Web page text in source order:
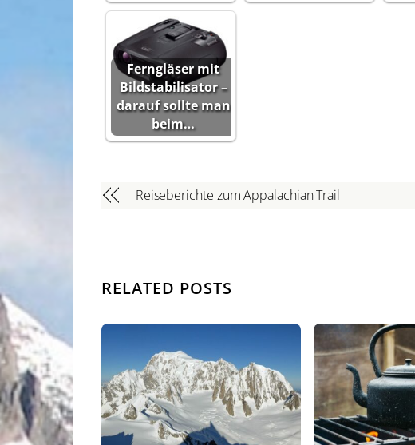
Ferngläser mit
Bildstabilisator –
darauf sollte man
beim…
Reiseberichte zum Appalachian Trail
RELATED POSTS